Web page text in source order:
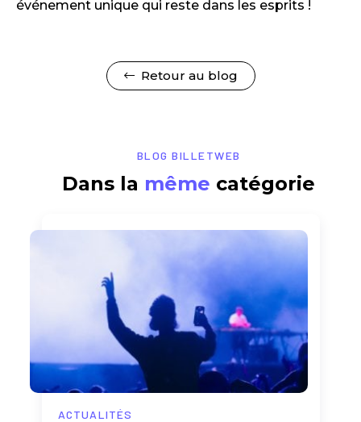
événement unique qui reste dans les esprits !
Retour au blog
BLOG BILLETWEB
Dans la même catégorie
ACTUALITÉS